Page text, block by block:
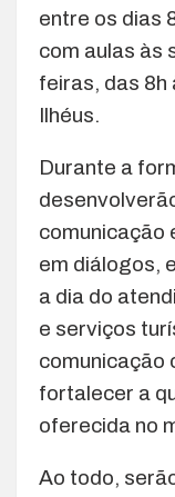
entre os dias
com aulas às
feiras, das 8h
Ilhéus.
Durante a
comunicação
em diálogos,
a dia do
e serviços
comunicação
fortalecer a
oferecida no
Ao todo,